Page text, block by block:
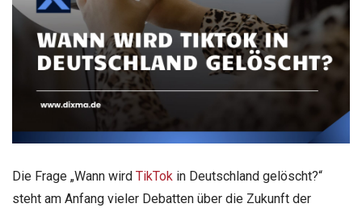
Die Frage „Wann wird TikTok in Deutschland gelöscht?“
steht am Anfang vieler Debatten über die Zukunft der